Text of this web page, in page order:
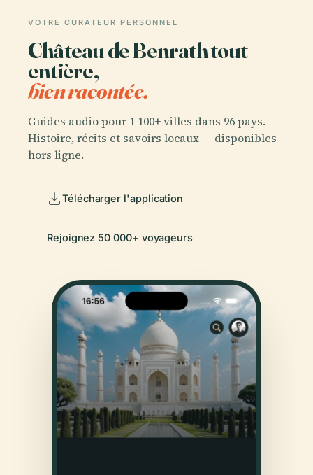
VOTRE CURATEUR PERSONNEL
Château de Benrath tout
entière,
bien racontée.
Guides audio pour 1 100+ villes dans 96 pays.
Histoire, récits et savoirs locaux — disponibles
hors ligne.
Télécharger l'application
Rejoignez 50 000+ voyageurs